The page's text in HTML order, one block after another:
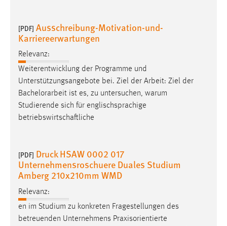
[PDF] Ausschreibung-Motivation-und-
Karriereerwartungen
Relevanz:
Weiterentwicklung der Programme und
Unterstützungsangebote bei. Ziel der Arbeit: Ziel der
Bachelorarbeit ist es, zu untersuchen, warum
Studierende sich für englischsprachige
betriebswirtschaftliche
[PDF] Druck HSAW 0002 017
Unternehmensroschuere Duales Studium
Amberg 210x210mm WMD
Relevanz:
en im Studium zu konkreten Fragestellungen des
betreuenden Unternehmens Praxisorientierte
STATISTIK
Statistik Cookies erfassen Informationen anonym.
Diese Informationen helfen uns zu verstehen, wie
unsere Besucher unsere Website nutzen.
Matomo
Zweck:
Zugriffsstatistik
Cookie Laufzeit:
Max. 13 Monate